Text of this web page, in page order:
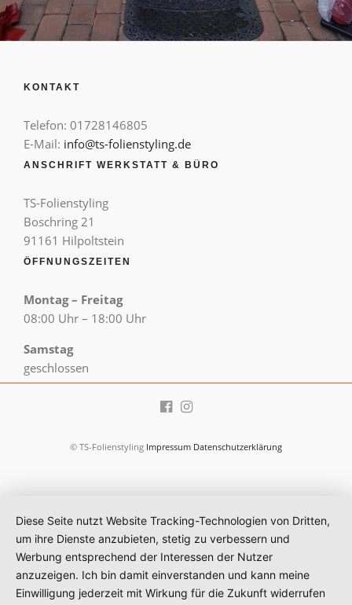
KONTAKT
Telefon: 01728146805
E-Mail: info@ts-folienstyling.de
ANSCHRIFT WERKSTATT & BÜRO
TS-Folienstyling
Boschring 21
91161 Hilpoltstein
ÖFFNUNGSZEITEN
Montag – Freitag
08:00 Uhr – 18:00 Uhr
Samstag
geschlossen
© TS-Folienstyling Impressum Datenschutzerklärung
Diese Seite nutzt Website Tracking-Technologien von Dritten,
um ihre Dienste anzubieten, stetig zu verbessern und
Werbung entsprechend der Interessen der Nutzer
anzuzeigen. Ich bin damit einverstanden und kann meine
Einwilligung jederzeit mit Wirkung für die Zukunft widerrufen